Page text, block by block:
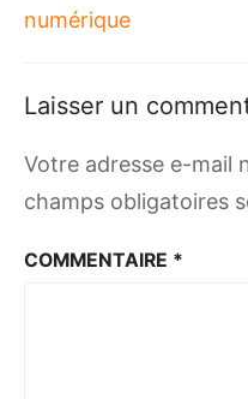
numérique
Laisser un
Votre adresse e-mail
champs obligatoires
COMMENTAIRE *